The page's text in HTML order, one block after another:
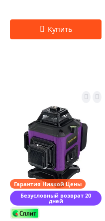
Гарантия Низкой Цены
Безусловный возврат 20
дней